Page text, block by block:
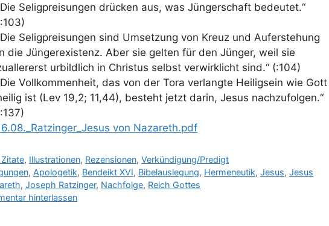
Seligpreisungen drücken aus, was Jüngerschaft bedeutet.“
Seligpreisungen sind Umsetzung von Kreuz und Auferstehung
die Jüngerexistenz. Aber sie gelten für den Jünger, weil sie
urbildlich in Christus selbst verwirklicht sind.“ (:104)
Vollkommenheit, das von der Tora verlangte Heiligsein wie Gott
ist (Lev 19,2; 11,44), besteht jetzt darin, Jesus nachzufolgen.“
von Nazareth.pdf
, Illustrationen, Rezensionen,Verkündigung/Predigt
, Apologetik, Bendeikt XVI, Bibelauslegung, Hermeneutik,Jesus,Jesus
, Joseph Ratzinger, Nachfolge, Reich Gottes
hinterlassen